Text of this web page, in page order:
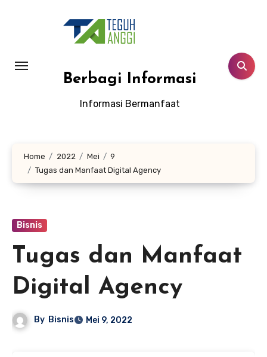
Berbagi Informasi
Informasi Bermanfaat
Home 2022 Mei
9
Tugas dan Manfaat Digital Agency
Bisnis
Tugas dan Manfaat
Digital Agency
By Bisnis Mei 9, 2022